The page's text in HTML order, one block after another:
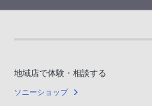
地域店で体験・相談する
ソニーショップ